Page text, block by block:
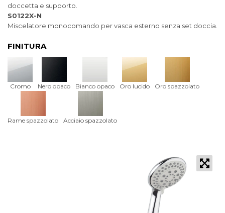
doccetta e supporto.
S0122X-N
Miscelatore monocomando per vasca esterno senza set doccia.
FINITURA
Cromo Nero opaco Bianco opaco Oro lucido Oro spazzolato
Rame spazzolato Acciaio spazzolato